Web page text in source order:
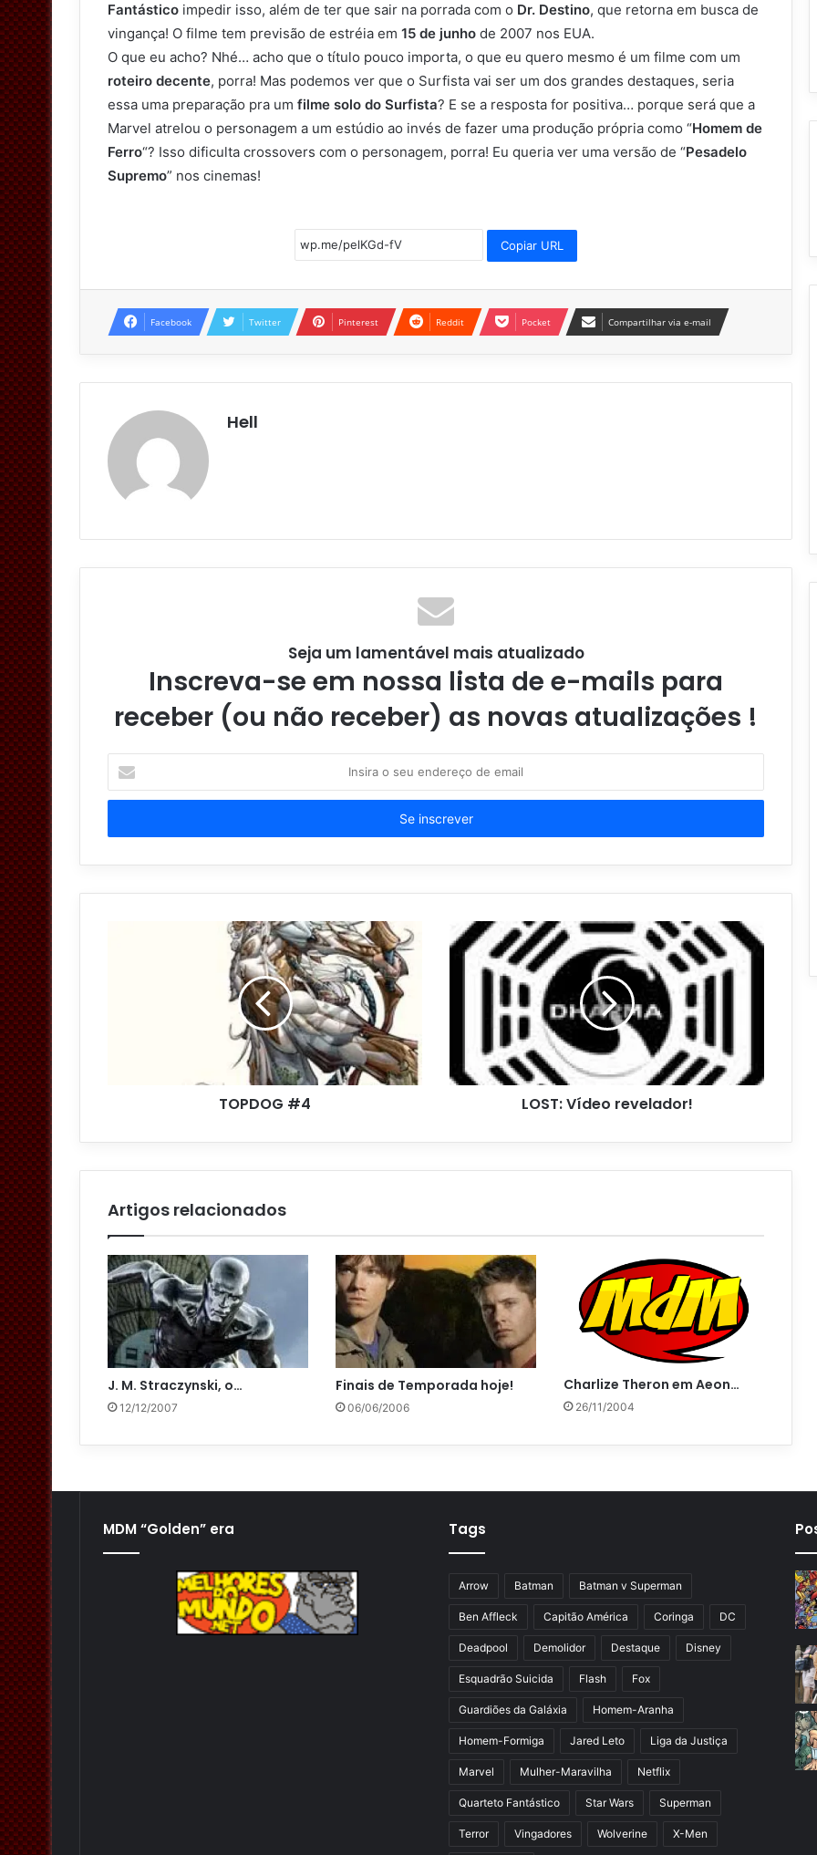
Fantástico impedir isso, além de ter que sair na porrada com o Dr. Destino, que retorna em busca de
vingança! O filme tem previsão de estréia em 15 de junho de 2007 nos EUA.
O que eu acho? Nhé… acho que o título pouco importa, o que eu quero mesmo é um filme com um
roteiro decente, porra! Mas podemos ver que o Surfista vai ser um dos grandes destaques, seria
essa uma preparação pra um filme solo do Surfista? E se a resposta for positiva… porque será que a
Marvel atrelou o personagem a um estúdio ao invés de fazer uma produção própria como “Homem de
Ferro“? Isso dificulta crossovers com o personagem, porra! Eu queria ver uma versão de “Pesadelo
Supremo” nos cinemas!
Copiar URL
Facebook Twitter Pinterest Reddit Pocket Compartilhar via e-mail
Hell
Seja um lamentável mais atualizado
Inscreva-se em nossa lista de e-mails para
receber (ou não receber) as novas atualizações !
s
r
s
e
TOPDOG #4 LOST: Vídeo revelador!
Artigos relacionados
J. M. Straczynski, o…
12/12/2007
Finais de Temporada hoje!
06/06/2006
Charlize Theron em Aeon…
26/11/2004
MDM “Golden” era Tags
Arrow Batman Batman v Superman
Ben Affleck Capitão América Coringa DC
Deadpool Demolidor Destaque Disney
Esquadrão Suicida Flash Fox
Guardiões da Galáxia Homem-Aranha
Homem-Formiga Jared Leto Liga da Justiça
Marvel Mulher-Maravilha Netflix
Quarteto Fantástico Star Wars Superman
Terror Vingadores Wolverine X-Men